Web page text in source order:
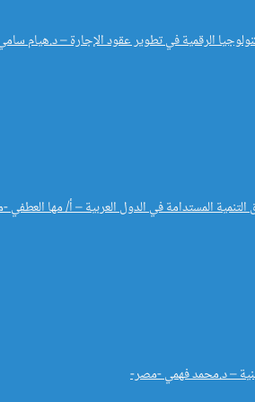
الرقمية في تطوير عقود الإجارة – د.هيام
التنمية المستدامة في الدول العربية – أ/ مها
– د.محمد فهمي -مصر-